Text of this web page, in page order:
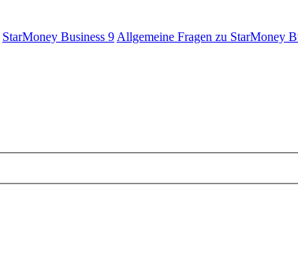
StarMoney Business 9Allgemeine Fragen zu StarMoney